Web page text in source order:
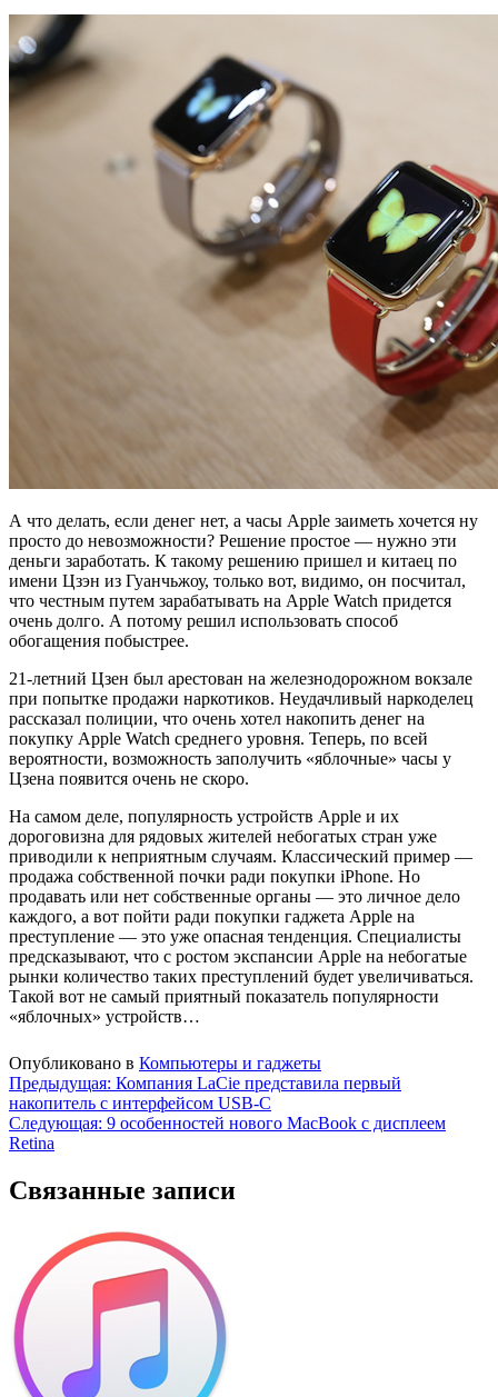
А что делать, если денег нет, а часы Apple заиметь хочется ну
просто до невозможности? Решение простое — нужно эти
деньги заработать. К такому решению пришел и китаец по
имени Цзэн из Гуанчьжоу, только вот, видимо, он посчитал,
что честным путем зарабатывать на Apple Watch придется
очень долго. А потому решил использовать способ
обогащения побыстрее.
21-летний Цзен был арестован на железнодорожном вокзале
при попытке продажи наркотиков. Неудачливый наркоделец
рассказал полиции, что очень хотел накопить денег на
покупку Apple Watch среднего уровня. Теперь, по всей
вероятности, возможность заполучить «яблочные» часы у
Цзена появится очень не скоро.
На самом деле, популярность устройств Apple и их
дороговизна для рядовых жителей небогатых стран уже
приводили к неприятным случаям. Классический пример —
продажа собственной почки ради покупки iPhone. Но
продавать или нет собственные органы — это личное дело
каждого, а вот пойти ради покупки гаджета Apple на
преступление — это уже опасная тенденция. Специалисты
предсказывают, что с ростом экспансии Apple на небогатые
рынки количество таких преступлений будет увеличиваться.
Такой вот не самый приятный показатель популярности
«яблочных» устройств…
Опубликовано в Компьютеры и гаджеты
Навигация
по
записям
Предыдущая: Компания LaCie представила первый
накопитель с интерфейсом USB-C
Следующая: 9 особенностей нового MacBook с дисплеем
Retina
Связанные записи